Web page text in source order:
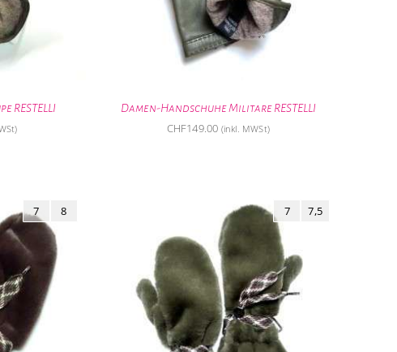
RESTELLI Damen-Handschuhe Militare RESTELLI
CHF149.00 (inkl. MWSt)
7 8 7 7,5